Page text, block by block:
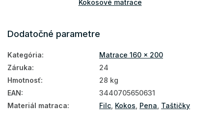
Kokosové matrace
Matrace podľa výšky
Matrace podľa nosnosti
Vysoké matrace
Matrace Aloe Vera
Matrace PUR pena
Dodatočné parametre
Kategória:
Matrace 160 x 200
Záruka:
24
Hmotnosť:
28 kg
EAN:
3440705650631
Materiál matraca: Filc Kokos Pena Taštičky